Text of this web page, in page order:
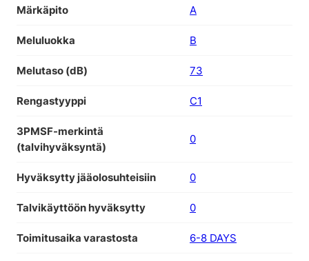
Märkäpito A
Meluluokka B
Melutaso (dB) 73
Rengastyyppi C1
3PMSF-merkintä
(talvihyväksyntä)
0
Hyväksytty jääolosuhteisiin 0
Talvikäyttöön hyväksytty 0
Toimitusaika varastosta 6-8 DAYS